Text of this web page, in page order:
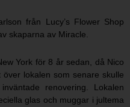
från Lucy’s Flower Shop
skaparna av Miracle.
York för 8 år sedan, då Nico
lokalen som senare skulle
renovering. Lokalen
glas och muggar i jultema